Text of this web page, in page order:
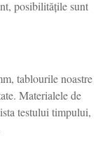
posibilitățile sunt
tablourile noastre
Materialele de
testului timpului,